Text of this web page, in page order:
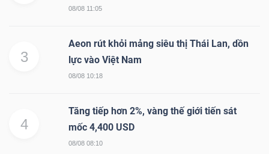
08/08 11:05
3
Aeon rút khỏi mảng siêu thị Thái Lan, dồn
lực vào Việt Nam
08/08 10:18
4
Tăng tiếp hơn 2%, vàng thế giới tiến sát
mốc 4,400 USD
08/08 08:10